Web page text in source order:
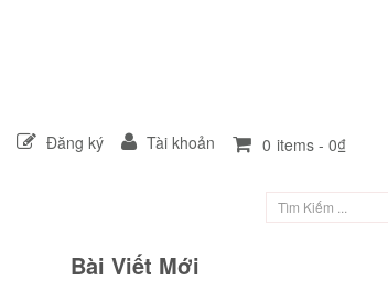
Đăng ký Tài khoản 0 items - 0₫
Bài Viết Mới